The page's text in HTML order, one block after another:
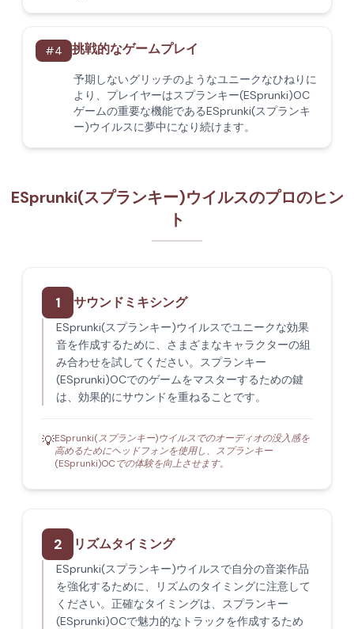
#4 挑戦的なゲームプレイ
予期しないグリッチのようなユニークなひねりに
より、プレイヤーはスプランキー(ESprunki)OC
ゲームの重要な機能であるESprunki(スプランキ
ー)ウイルスに夢中になり続けます。
ESprunki(スプランキー)ウイルスのプロのヒン
ト
1 サウンドミキシング
ESprunki(スプランキー)ウイルスでユニークな効果
音を作成するために、さまざまなキャラクターの組
み合わせを試してください。スプランキー
(ESprunki)OCでのゲームをマスターするための鍵
は、効果的にサウンドを重ねることです。
💡ESprunki(スプランキー)ウイルスでのオーディオの没入感を
高めるためにヘッドフォンを使用し、スプランキー
(ESprunki)OCでの体験を向上させます。
2 リズムタイミング
ESprunki(スプランキー)ウイルスで自分の音楽作品
を強化するために、リズムのタイミングに注意して
ください。正確なタイミングは、スプランキー
(ESprunki)OCで魅力的なトラックを作成するため